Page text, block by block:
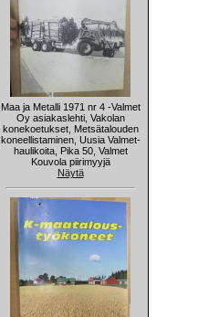
Maa ja Metalli 1971 nr 4 -Valmet
Oy asiakaslehti, Vakolan
konekoetukset, Metsätalouden
koneellistaminen, Uusia Valmet-
haulikoita, Pika 50, Valmet
Kouvola piirimyyjä
Näytä